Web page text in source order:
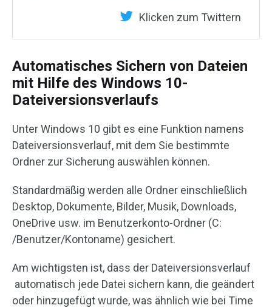
Klicken zum Twittern
Automatisches Sichern von Dateien
mit Hilfe des Windows 10-
Dateiversionsverlaufs
Unter Windows 10 gibt es eine Funktion namens
Dateiversionsverlauf, mit dem Sie bestimmte
Ordner zur Sicherung auswählen können.
Standardmäßig werden alle Ordner einschließlich
Desktop, Dokumente, Bilder, Musik, Downloads,
OneDrive usw. im Benutzerkonto-Ordner (C:
/Benutzer/Kontoname) gesichert.
Am wichtigsten ist, dass der Dateiversionsverlauf
automatisch jede Datei sichern kann, die geändert
oder hinzugefügt wurde, was ähnlich wie bei Time